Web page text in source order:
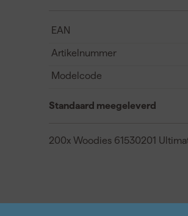
EAN
Artikelnummer
Modelcode
Standaard meegeleverd
200x Woodies 61530201